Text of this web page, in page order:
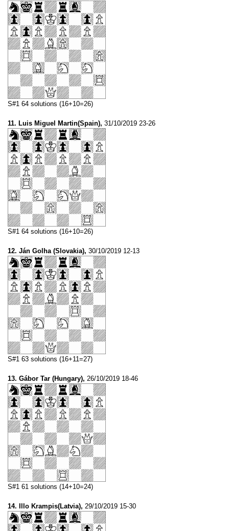
S#1 64 solutions (16+10=26)
11. Luis Miguel Martin(Spain), 31/10/2019 23-26
S#1 64 solutions (16+10=26)
12. Ján Golha (Slovakia), 30/10/2019 12-13
S#1 63 solutions (16+11=27)
13. Gábor Tar (Hungary), 26/10/2019 18-46
S#1 61 solutions (14+10=24)
14. Illo Krampis(Latvia), 29/10/2019 15-30